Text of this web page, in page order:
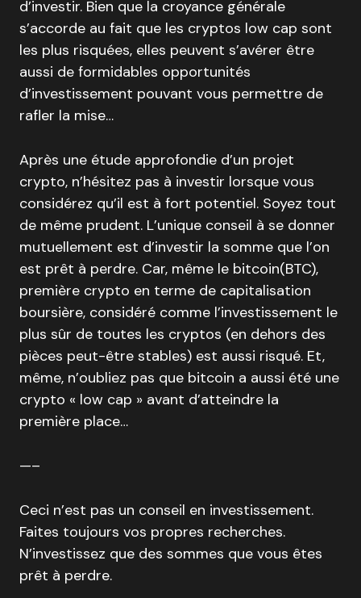
d’investir. Bien que la croyance générale
s’accorde au fait que les cryptos low cap sont
les plus risquées, elles peuvent s’avérer être
aussi de formidables opportunités
d’investissement pouvant vous permettre de
rafler la mise…
Après une étude approfondie d’un projet
crypto, n’hésitez pas à investir lorsque vous
considérez qu’il est à fort potentiel. Soyez tout
de même prudent. L’unique conseil à se donner
mutuellement est d’investir la somme que l’on
est prêt à perdre. Car, même le bitcoin(BTC),
première crypto en terme de capitalisation
boursière, considéré comme l’investissement le
plus sûr de toutes les cryptos (en dehors des
pièces peut-être stables) est aussi risqué. Et,
même, n’oubliez pas que bitcoin a aussi été une
crypto « low cap » avant d’atteindre la
première place…
—–
Ceci n’est pas un conseil en investissement.
Faites toujours vos propres recherches.
N’investissez que des sommes que vous êtes
prêt à perdre.